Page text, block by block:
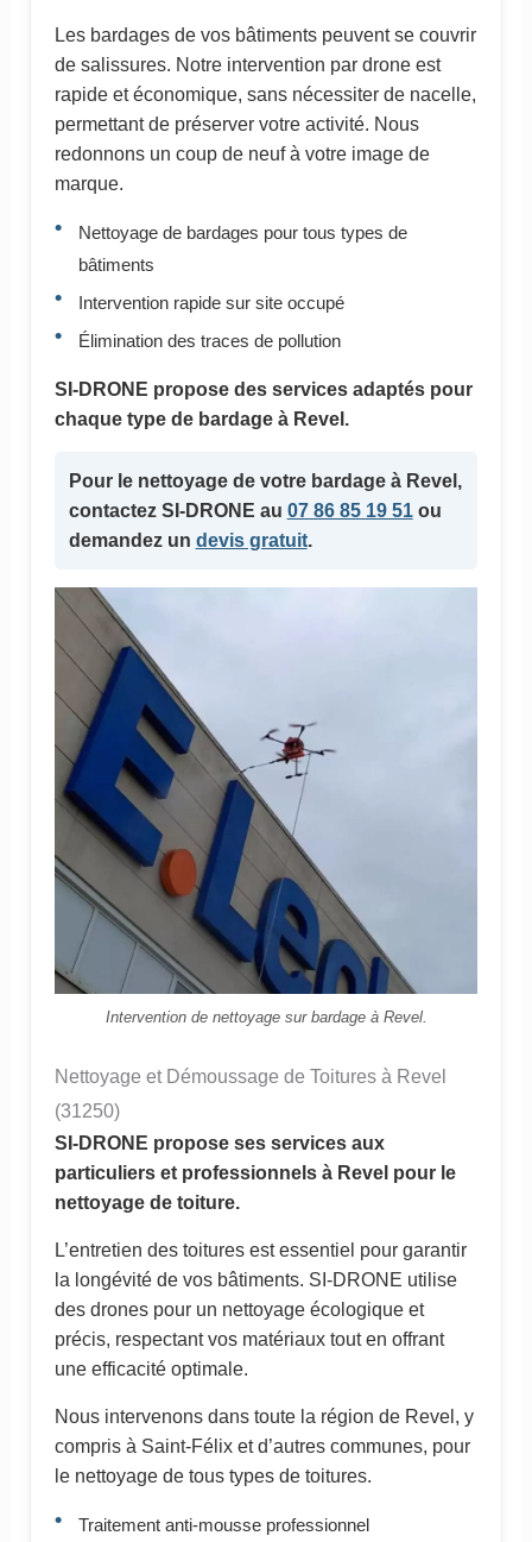
Les bardages de vos bâtiments peuvent se couvrir
de salissures. Notre intervention par drone est
rapide et économique, sans nécessiter de nacelle,
permettant de préserver votre activité. Nous
redonnons un coup de neuf à votre image de
marque.
Nettoyage de bardages pour tous types de
bâtiments
Intervention rapide sur site occupé
Élimination des traces de pollution
SI-DRONE propose des services adaptés pour
chaque type de bardage à Revel.
Pour le nettoyage de votre bardageà Revel,
contactez SI-DRONE au 07 86 85 19 51ou
demandez un devis gratuit.
Intervention de nettoyage sur bardage à Revel.
Nettoyage et Démoussage de Toitures à Revel
(31250)
SI-DRONE propose ses services aux
particuliers et professionnels à Revel pour le
nettoyage de toiture.
L’entretien des toitures est essentiel pour garantir
la longévité de vos bâtiments. SI-DRONE utilise
des drones pour un nettoyage écologique et
précis, respectant vos matériaux tout en offrant
une efficacité optimale.
Nous intervenons dans toute la région de Revel, y
compris à Saint-Félix et d’autres communes, pour
le nettoyage de tous types de toitures.
Traitement anti-mousse professionnel